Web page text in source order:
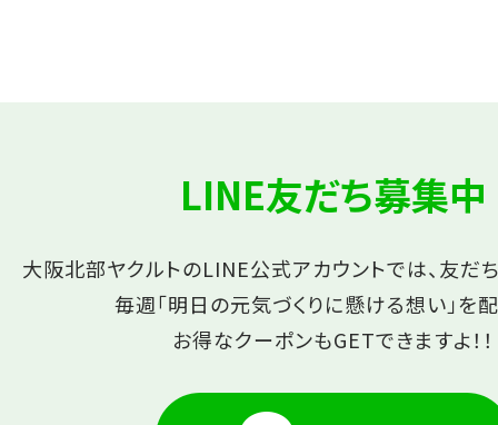
LINE友だち募集中
大阪北部ヤクルトのLINE公式アカウントでは、友だ
毎週「明日の元気づくりに懸ける想い」を
お得なクーポンもGETできますよ！！